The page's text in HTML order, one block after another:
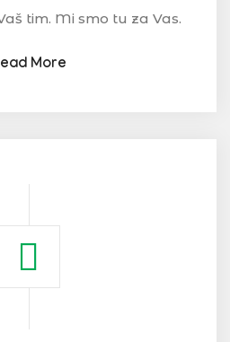
tim. Mi smo tu za Vas.
More